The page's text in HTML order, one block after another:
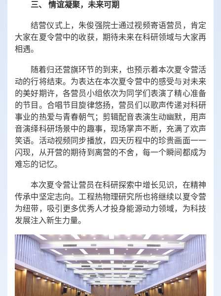
三、 情谊凝聚，未来可期
结营仪式上，朱俊强院士通过视频寄语营员，肯定
大家在夏令营中的收获，期待未来在科研领域与大家再
相遇。
随着归还营旗环节的到来，也预示着本次夏令营活
动的行将结束。为表达在本次夏令营中的感受与对未来
的美好期许，各营员小组依次为同学们表演了精心准备
的节目。合唱节目旋律悠扬，营员们以歌声传递对科研
事业的热爱与青春朝气；剪辑配音表演生动幽默，用声
音演绎科研场景中的趣事，现场掌声不断，充满了欢声
笑语。活动视频同步播放，四天历程中的珍贵画面一一
闪现，从开营的期待到离营的不舍，每一个瞬间都成为
难忘的记忆。
本次夏令营让营员在科研探索中增长见识，在精神
传承中坚定志向。工程热物理研究所也将继续以夏令营
为纽带，吸引更多优秀人才投身能源动力领域，为科技
发展注入新生力量。